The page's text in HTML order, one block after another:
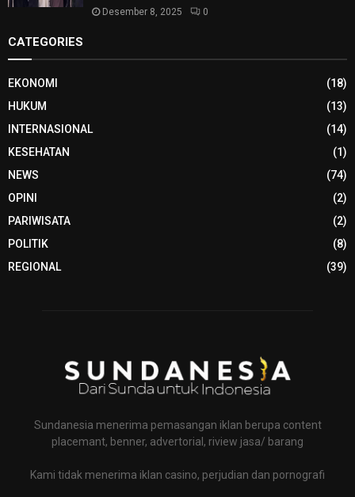
Desember 8, 2025 0
CATEGORIES
EKONOMI
(18)
HUKUM
(13)
INTERNASIONAL
(14)
KESEHATAN
(1)
NEWS
(74)
OPINI
(2)
PARIWISATA
(2)
POLITIK
(8)
REGIONAL
(39)
Sundanesia menerima pemasangan iklan berupa content
placemant, benner, advertorial, riview jasa/ barang
Kami tidak menerima iklan casino, perjudian dan pornografi